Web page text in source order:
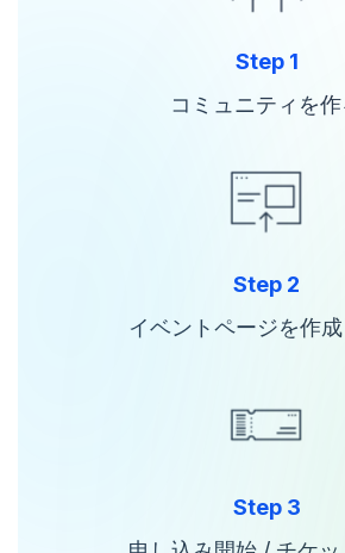
Step 1
コミュニティを作
Step 2
イベントページを作
Step 3